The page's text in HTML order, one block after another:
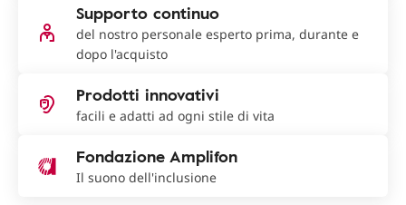
Supporto continuo
del nostro personale esperto prima, durante e
dopo l'acquisto
Prodotti innovativi
facili e adatti ad ogni stile di vita
Fondazione Amplifon
Il suono dell'inclusione